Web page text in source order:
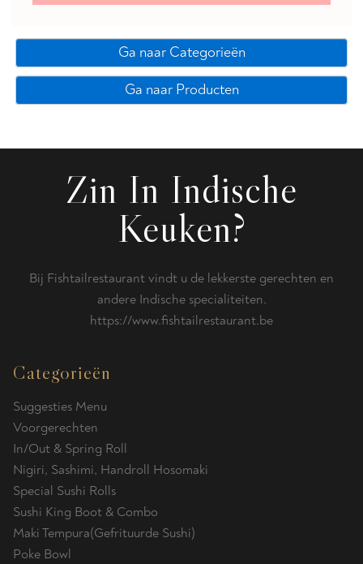
Ga naar Categorieën
Ga naar Producten
Zin In Indische
Keuken?
Bij Fishtailrestaurant vindt u de lekkerste gerechten en
andere Indische specialiteiten.
https://www.fishtailrestaurant.be
Categorieën
Suggesties Menu
Voorgerechten
In/Out & Spring Roll
Nigiri, Sashimi, Handroll Hosomaki
Special Sushi Rolls
Sushi King Boot & Combo
Maki Tempura(Gefrituurde Sushi)
Poke Bowl